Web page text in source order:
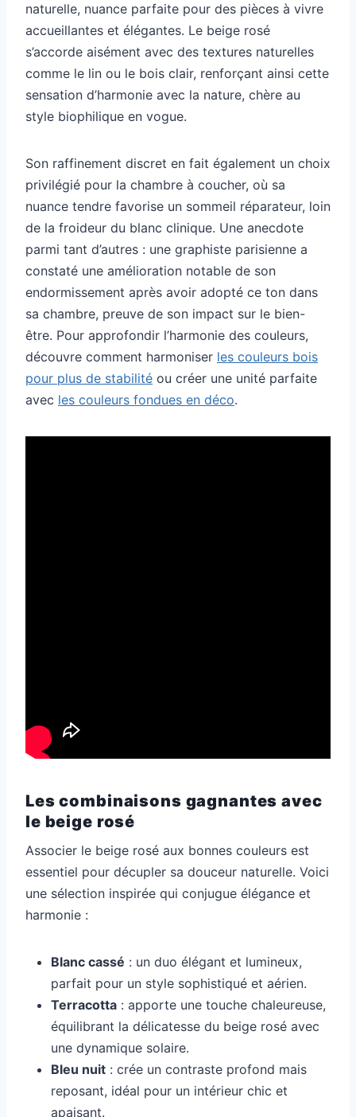
naturelle, nuance parfaite pour des pièces à vivre
accueillantes et élégantes. Le beige rosé
s’accorde aisément avec des textures naturelles
comme le lin ou le bois clair, renforçant ainsi cette
sensation d’harmonie avec la nature, chère au
style biophilique en vogue.
Son raffinement discret en fait également un choix
privilégié pour la chambre à coucher, où sa
nuance tendre favorise un sommeil réparateur, loin
de la froideur du blanc clinique. Une anecdote
parmi tant d’autres : une graphiste parisienne a
constaté une amélioration notable de son
endormissement après avoir adopté ce ton dans
sa chambre, preuve de son impact sur le bien-
être. Pour approfondir l’harmonie des couleurs,
découvre comment harmoniser les couleurs bois
pour plus de stabilité ou créer une unité parfaite
avec les couleurs fondues en déco.
Les combinaisons gagnantes avec
le beige rosé
Associer le beige rosé aux bonnes couleurs est
essentiel pour décupler sa douceur naturelle. Voici
une sélection inspirée qui conjugue élégance et
harmonie :
Blanc cassé : un duo élégant et lumineux,
parfait pour un style sophistiqué et aérien.
Terracotta : apporte une touche chaleureuse,
équilibrant la délicatesse du beige rosé avec
une dynamique solaire.
Bleu nuit : crée un contraste profond mais
reposant, idéal pour un intérieur chic et
apaisant.